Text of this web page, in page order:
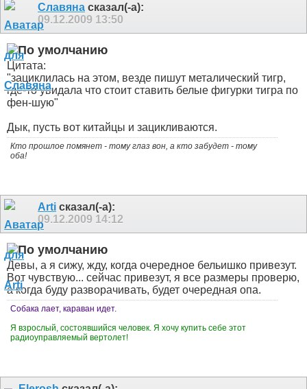
Славяна сказал(-а):
09.12.2009 13:50
Цитата:
"зациклилась на этом, везде пишут металический тигр,
где-то увидала что стоит ставить белые фигурки тигра по
фен-шую"
Дык, пусть вот китайцы и зацикливаются.
Кто прошлое помянет - тому глаз вон, а кто забудет - тому
оба!
Arti сказал(-а):
09.12.2009 14:12
Девы, а я сижу, жду, когда очередное бельишко привезут.
Вот чувствую... сейчас привезут, я все размеры проверю,
а когда буду разворачивать, будет очередная опа.
Собака лает, караван идет.
Я взрослый, состоявшийся человек. Я хочу купить себе этот
радиоуправляемый вертолет!